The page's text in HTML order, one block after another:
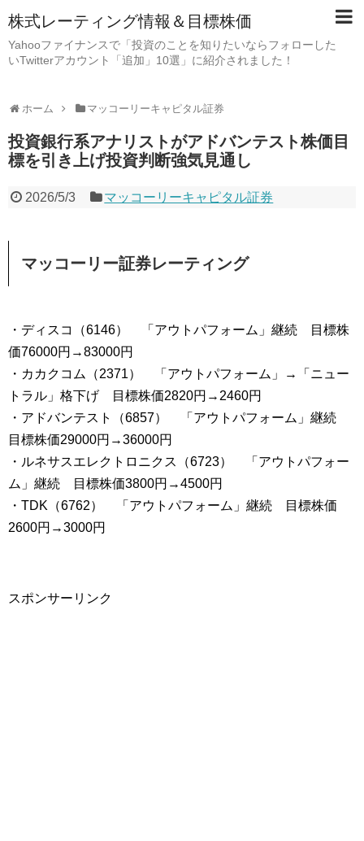
株式レーティング情報＆目標株価
Yahooファイナンスで「投資のことを知りたいならフォローした
いTwitterアカウント「追加」10選」に紹介されました！
ホーム マッコーリーキャピタル証券
投資銀行系アナリストがアドバンテスト株価目
標を引き上げ投資判断強気見通し
2026/5/3 マッコーリーキャピタル証券
マッコーリー証券レーティング
・ディスコ（6146） 「アウトパフォーム」継続 目標株
価76000円→83000円
・カカクコム（2371） 「アウトパフォーム」→「ニュー
トラル」格下げ 目標株価2820円→2460円
・アドバンテスト（6857） 「アウトパフォーム」継続
目標株価29000円→36000円
・ルネサスエレクトロニクス（6723） 「アウトパフォー
ム」継続 目標株価3800円→4500円
・TDK（6762） 「アウトパフォーム」継続 目標株価
2600円→3000円
スポンサーリンク